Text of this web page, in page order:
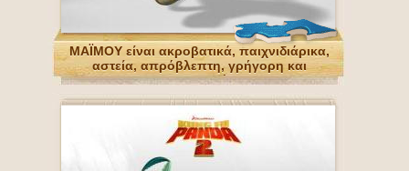
ΜΑÏΜΟΥ είναι ακροβατικά, παιχνιδιάρικα,
αστεία, απρόβλεπτη, γρήγορη και
ενεργητικός.